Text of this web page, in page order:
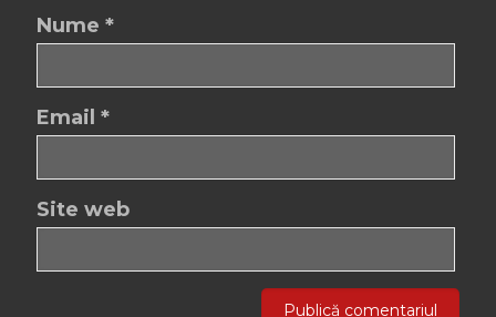
Nume *
Email *
Site web